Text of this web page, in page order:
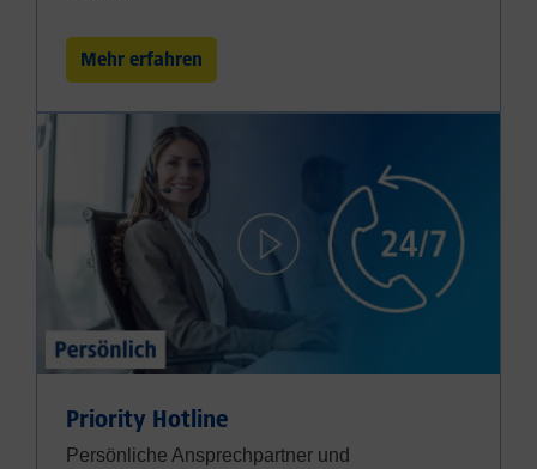
Mehr erfahren
Priority Hotline
Persönliche Ansprechpartner und